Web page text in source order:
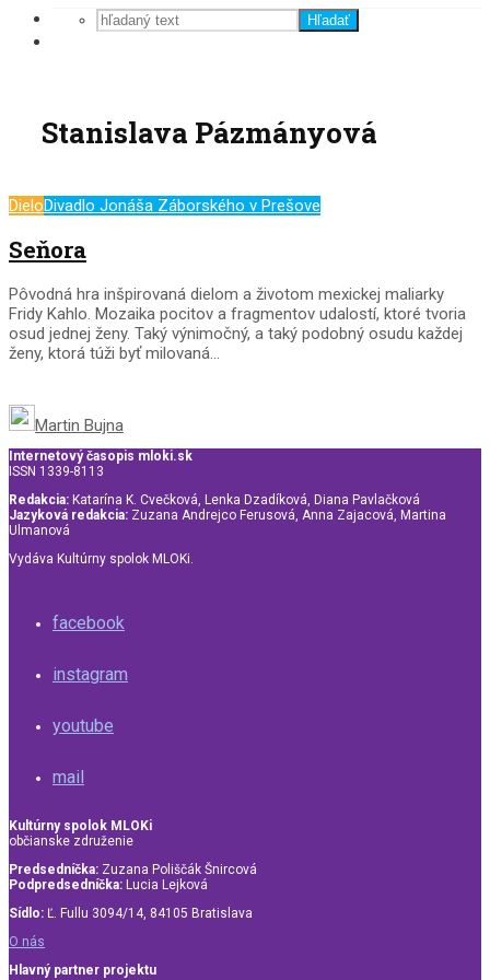
Hľadať
Stanislava Pázmányová
DieloDivadlo Jonáša Záborského v Prešove
Seňora
Pôvodná hra inšpirovaná dielom a životom mexickej maliarky
Fridy Kahlo. Mozaika pocitov a fragmentov udalostí, ktoré tvoria
osud jednej ženy. Taký výnimočný, a taký podobný osudu každej
ženy, ktorá túži byť milovaná...
Martin Bujna
Internetový časopis mloki.sk
ISSN 1339-8113
Redakcia: Katarína K. Cvečková, Lenka Dzadíková, Diana Pavlačková
Jazyková redakcia: Zuzana Andrejco Ferusová, Anna Zajacová, Martina
Ulmanová
Vydáva Kultúrny spolok MLOKi.
facebook
instagram
youtube
mail
Kultúrny spolok MLOKi
občianske združenie
Predsedníčka: Zuzana Poliščák Šnircová
Podpredsedníčka: Lucia Lejková
Sídlo: Ľ. Fullu 3094/14, 84105 Bratislava
O nás
Hlavný partner projektu